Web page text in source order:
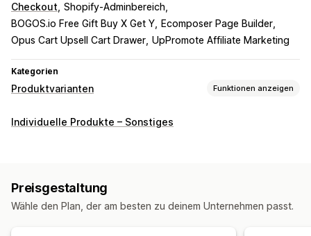
Checkout Shopify-Adminbereich
BOGOS.io Free Gift Buy X Get Y
Ecomposer Page Builder
Opus Cart Upsell Cart Drawer UpPromote Affiliate Marketing
Kategorien
Produktvarianten Funktionen anzeigen
Anpassung
Benutzerdefinierter Text
Benutzerdefinierte CSS Benutzerdefiniertes HTML
Individuelle Produkte – Sonstiges
Preisgestaltung
Wähle den Plan, der am besten zu deinem Unternehmen passt.